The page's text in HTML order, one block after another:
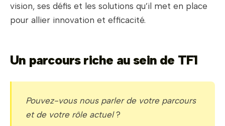
vision, ses défis et les solutions qu’il met en place
pour allier innovation et efficacité.
Un parcours riche au sein de TF1
Pouvez-vous nous parler de votre parcours
et de votre rôle actuel?